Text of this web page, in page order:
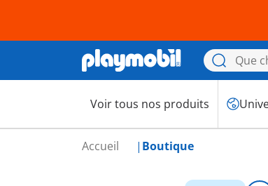
Voir tous nos produits
Accueil Boutique